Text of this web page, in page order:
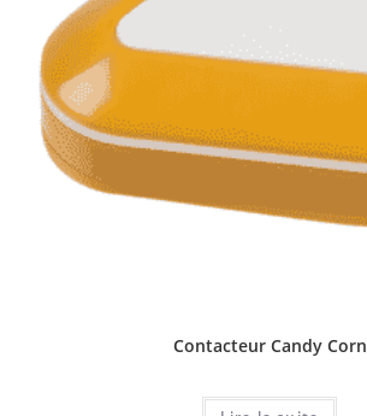
Contacteur Candy Corn